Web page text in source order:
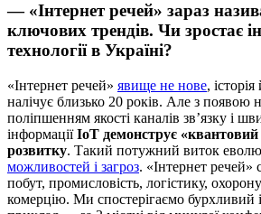
— «Інтернет речей» зараз
ключових трендів. Чи зростає
технології в Україні?
«Інтернет речей» явище не нове,
налічує близько 20 років. Але з появою
поліпшенням якості каналів зв’язку і
інформаціїIoT демонструє «квантовий
розвитку. Такий потужний виток
можливостей і загроз. «Інтернет речей»
побут, промисловість, логістику,
комерцію. Ми спостерігаємо бурхливий